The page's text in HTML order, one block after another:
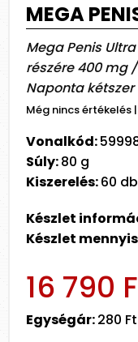
MEGA
Mega Penis
részére 400 mg
Naponta kétszer
Még nincs értékelés |
Vonalkód:
Súly:80 g
Kiszerelés:60 db
Készlet
Készlet
16 790
Egységár:280